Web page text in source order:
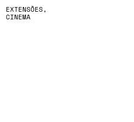
EXTENSÕES,
CINEMA